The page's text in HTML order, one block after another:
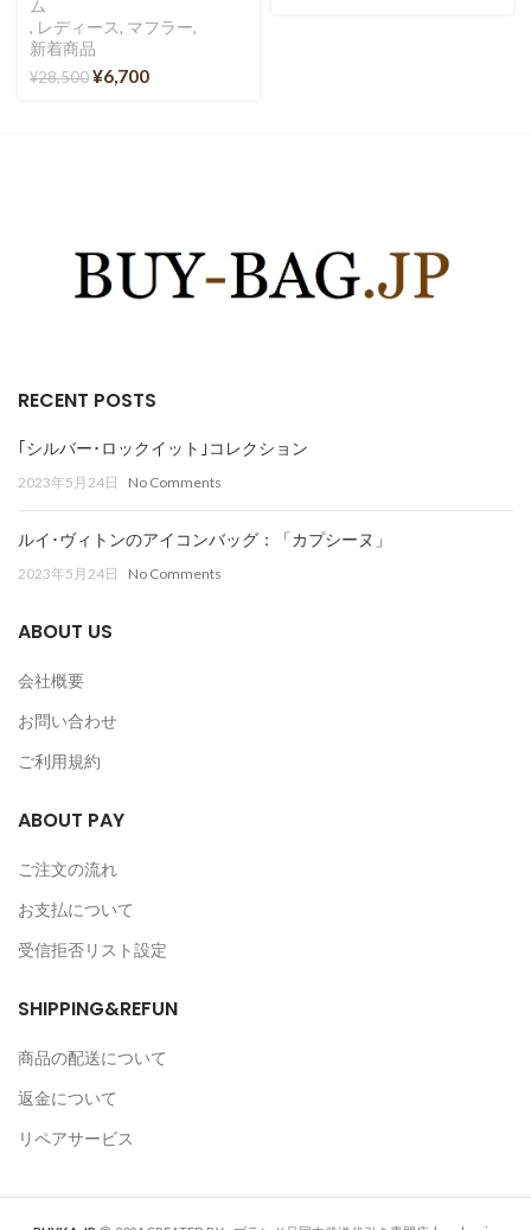
ム
, レディース, マフラー,
新着商品
¥28,500¥6,700
RECENT POSTS
｢シルバー･ロックイット｣コレクション
2023年5月24日 No Comments
ルイ･ヴィトンのアイコンバッグ：「カプシーヌ」
2023年5月24日 No Comments
ABOUT US
会社概要
お問い合わせ
ご利用規約
ABOUT PAY
ご注文の流れ
お支払について
受信拒否リスト設定
SHIPPING&REFUN
商品の配送について
返金について
リペアサービス